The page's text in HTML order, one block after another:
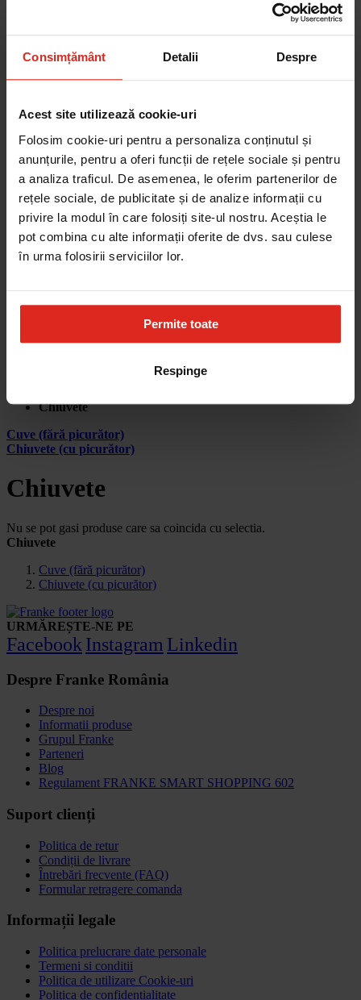
Consimțământ Detalii Despre
Acest site utilizează cookie-uri
Folosim cookie-uri pentru a personaliza conținutul și
anunțurile, pentru a oferi funcții de rețele sociale și pentru
a analiza traficul. De asemenea, le oferim partenerilor de
rețele sociale, de publicitate și de analize informații cu
privire la modul în care folosiți site-ul nostru. Aceștia le
pot combina cu alte informații oferite de dvs. sau culese
în urma folosirii serviciilor lor.
Permite toate
Respinge
Masini de spalat vase
Frigidere
Gestionarea deseurilor
Accesorii
Piese de schimb
Cautare dupa produse
Cautare dupa piesa
Cautare dupa produse
Cautare dupa piesa
Catalog
Devino partener
Parteneri
Chiuvete
Cuve (fără picurător)
Chiuvete (cu picurător)
Chiuvete
Nu se pot gasi produse care sa coincida cu selectia.
Chiuvete
Cuve (fără picurător)
Chiuvete (cu picurător)
URMĂREȘTE-NE PE
Facebook Instagram Linkedin
Despre Franke România
Despre noi
Informatii produse
Grupul Franke
Parteneri
Blog
Regulament FRANKE SMART SHOPPING 602
Suport clienți
Politica de retur
Condiții de livrare
Întrebări frecvente (FAQ)
Formular retragere comanda
Informații legale
Politica prelucrare date personale
Termeni si conditii
Politica de utilizare Cookie-uri
Politica de confidențialitate